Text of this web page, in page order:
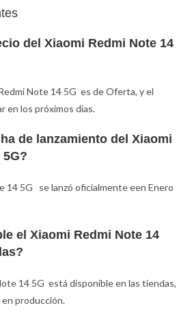
del Xiaomi Redmi Note 14
Note 14 5G es de Oferta, y el
en los próximos días.
de lanzamiento del Xiaomi
5G?
14 5G se lanzó oficialmente een Enero
el Xiaomi Redmi Note 14
14 5G está disponible en las tiendas,
producción.